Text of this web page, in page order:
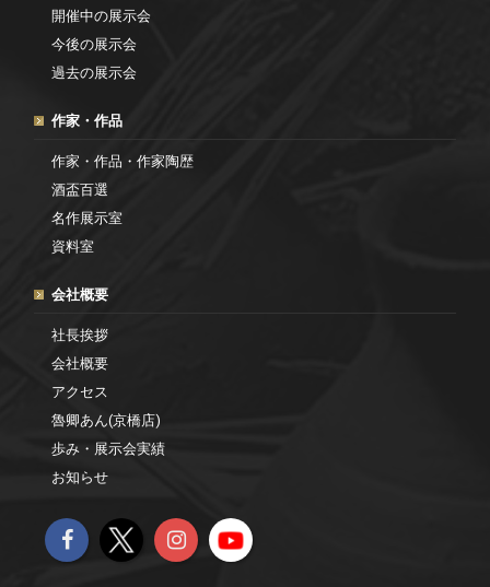
開催中の展示会
今後の展示会
過去の展示会
作家・作品
作家・作品・作家陶歴
酒盃百選
名作展示室
資料室
会社概要
社長挨拶
会社概要
アクセス
魯卿あん(京橋店)
歩み・展示会実績
お知らせ